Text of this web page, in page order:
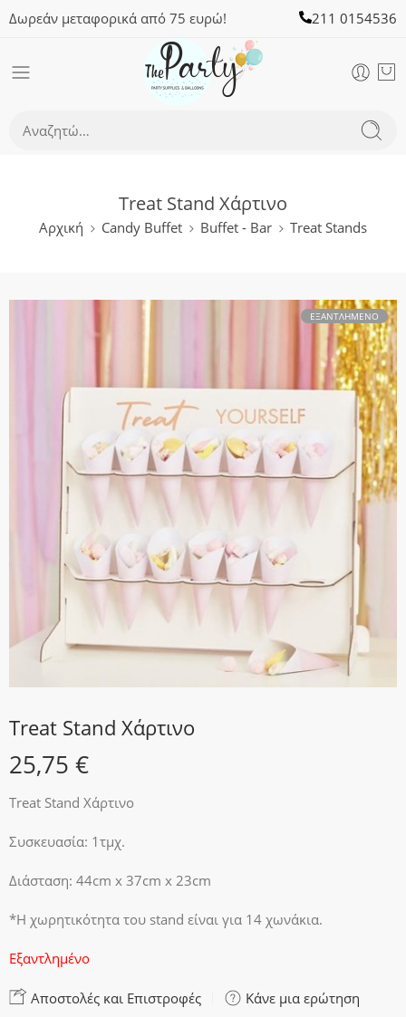
Δωρεάν μεταφορικά από 75 ευρώ! 211 0154536
Treat Stand Χάρτινο
Αρχική Candy Buffet Buffet - Bar Treat Stands
ΕΞΑΝΤΛΗΜΈΝΟ
Treat Stand Χάρτινο
25,75 €
Treat Stand Χάρτινο
Συσκευασία: 1τμχ.
Διάσταση: 44cm x 37cm x 23cm
*Η χωρητικότητα του stand είναι για 14 χωνάκια.
Εξαντλημένο
Αποστολές και Επιστροφές Κάνε μια ερώτηση